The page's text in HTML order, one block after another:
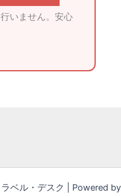
いません。安心
ベル・デスク | Powered by